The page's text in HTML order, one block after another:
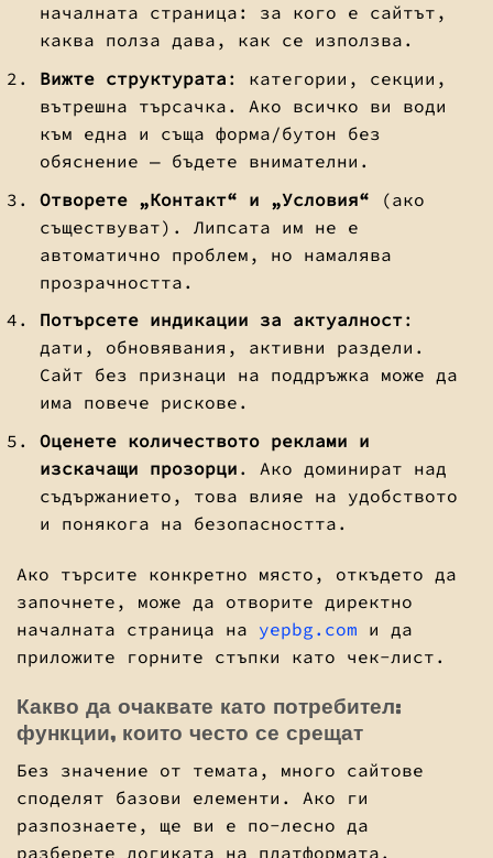
началната страница: за кого е сайтът,
каква полза дава, как се използва.
Вижте структурата : категории, секции,
вътрешна търсачка. Ако всичко ви води
към една и съща форма/бутон без
обяснение — бъдете внимателни.
Отворете „Контакт“ и „Условия“ (ако
съществуват). Липсата им не е
автоматично проблем, но намалява
прозрачността.
Потърсете индикации за актуалност:
дати, обновявания, активни раздели.
Сайт без признаци на поддръжка може да
има повече рискове.
Оценете количеството реклами и
изскачащи прозорци . Ако доминират над
съдържанието, това влияе на удобството
и понякога на безопасността.
Ако търсите конкретно място, откъдето да
започнете, може да отворите директно
началната страница на yepbg.com и да
приложите горните стъпки като чек-лист.
Какво да очаквате като потребител:
функции, които често се срещат
Без значение от темата, много сайтове
споделят базови елементи. Ако ги
разпознаете, ще ви е по-лесно да
разберете логиката на платформата.